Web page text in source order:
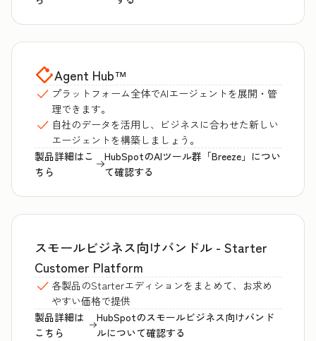
Agent Hub™
プラットフォーム全体でAIエージェントを展開・管
理できます。
自社のデータを活用し、ビジネスに合わせた新しい
エージェントを構築しましょう。
製品詳細はこ
ちら
HubSpotのAIツール群「Breeze」につい
て確認する
スモールビジネス向けバンドル - Starter
Customer Platform
各製品のStarterエディションをまとめて、お求め
やすい価格で提供
製品詳細は
こちら
HubSpotのスモールビジネス向けバンド
ルについて確認する